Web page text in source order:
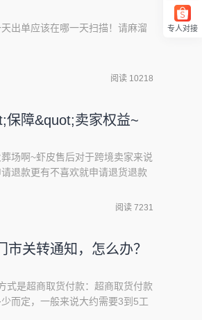
出单应该在哪一天扫描！请麻溜
阅读 10218
保障&quot;卖家权益~
场啊~虾皮售后对于跨境卖家来说
退款更有不喜欢就申请退货退款
争议。如果买家提出【退款/退货
阅读 7231
关转通知，怎么办？
式是超商取货付款：超商取货付款
而定，一般来说大约需要3到5工
专人对接